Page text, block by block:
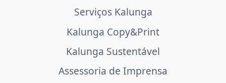
Serviços Kalunga
Kalunga Copy&Print
Kalunga Sustentável
Assessoria de Imprensa